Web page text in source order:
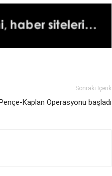
Sonraki İçerik
Kaplan Operasyonu başladı